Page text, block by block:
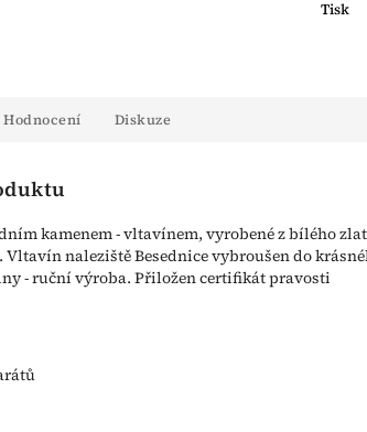
Tisk
Hodnocení Diskuze
kamenem - vltavínem, vyrobené z bílého
Vltavín naleziště Besednice vybroušen do
- ruční výroba. Přiložen certifikát pravosti